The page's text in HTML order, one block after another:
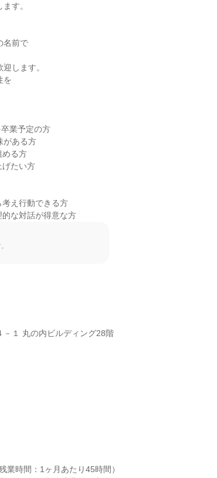
す。
名前で
します。
を
業予定の方
がある方
める方
げたい方
え行動できる方
な対話が得意な方
１ 丸の内ビルディング28階
業時間：1ヶ月あたり45時間）